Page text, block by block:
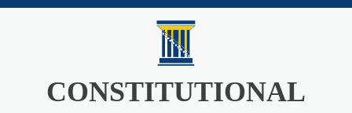
CONSTITUTIONAL